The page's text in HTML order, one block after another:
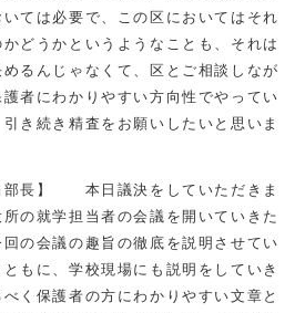
ては必要で、この区においてはそれ
どうかというようなことも、それは
るんじゃなくて、区とご相談しなが
者にわかりやすい方向性でやってい
き続き精査をお願いしたいと思いま
部長】 本日議決をしていただきま
の就学担当者の会議を開いていきた
の会議の趣旨の徹底を説明させてい
もに、学校現場にも説明をしていき
く保護者の方にわかりやすい文章と